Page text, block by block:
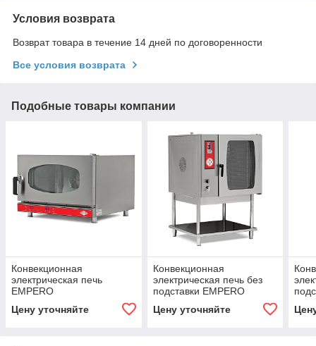
Условия возврата
Возврат товара в течение 14 дней по договоренности
Все условия возврата
Подобные товары компании
Конвекционная
электрическая печь
EMPERO
Цену уточняйте
Конвекционная
электрическая печь без
подставки EMPERO
Цену уточняйте